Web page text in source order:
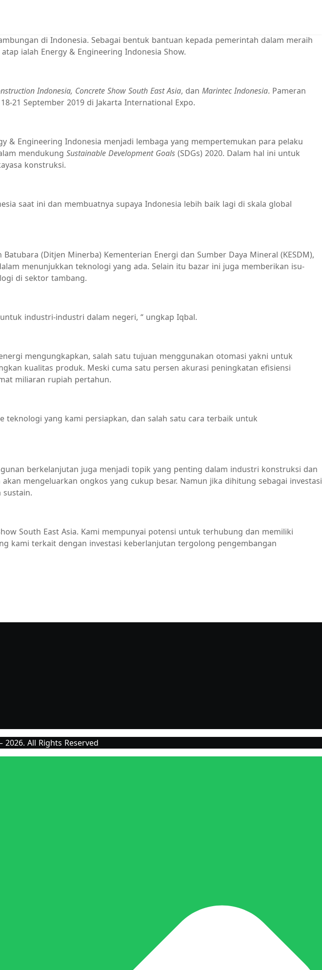
di Indonesia. Sebagai bentuk bantuan kepada pemerintah dalam meraih
ialah Energy & Engineering Indonesia Show.
Indonesia, Concrete Show South East Asia, dan Marintec Indonesia. Pameran
21 September 2019 di Jakarta International Expo.
& Engineering Indonesia menjadi lembaga yang mempertemukan para pelaku
mendukung Sustainable Development Goals (SDGs) 2020. Dalam hal ini untuk
konstruksi.
saat ini dan membuatnya supaya Indonesia lebih baik lagi di skala global
(Ditjen Minerba) Kementerian Energi dan Sumber Daya Mineral (KESDM),
menunjukkan teknologi yang ada. Selain itu bazar ini juga memberikan isu-
di sektor tambang.
industri-industri dalam negeri, “ ungkap Iqbal.
mengungkapkan, salah satu tujuan menggunakan otomasi yakni untuk
kualitas produk. Meski cuma satu persen akurasi peningkatan efisiensi
miliaran rupiah pertahun.
yang kami persiapkan, dan salah satu cara terbaik untuk
berkelanjutan juga menjadi topik yang penting dalam industri konstruksi dan
mengeluarkan ongkos yang cukup besar. Namun jika dihitung sebagai investasi
sustain.
South East Asia. Kami mempunyai potensi untuk terhubung dan memiliki
kami terkait dengan investasi keberlanjutan tergolong pengembangan
All Rights Reserved